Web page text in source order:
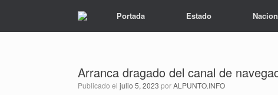
Portada Estado
Arranca dragado del canal de
Publicado el julio 5, 2023 porALPUNTO.INFO